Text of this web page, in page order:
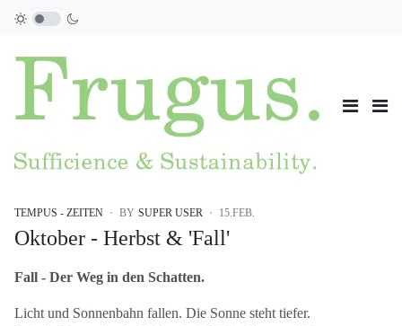
TEMPUS - ZEITEN BY SUPER USER 15.FEB.
Oktober - Herbst & 'Fall'
Fall - Der Weg in den Schatten.
Licht und Sonnenbahn fallen. Die Sonne steht tiefer.